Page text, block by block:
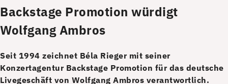
Backstage Promotion würdigt
Wolfgang Ambros
Seit 1994 zeichnet Béla Rieger mit seiner
Konzertagentur Backstage Promotion für das deutsche
Livegeschäft von Wolfgang Ambros verantwortlich.